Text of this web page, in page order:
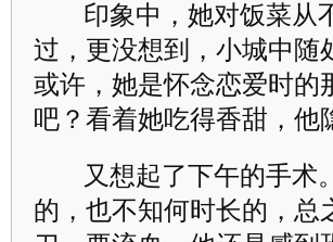
印象中，她对饭菜从
过，更没想到，小城中随
或许，她是怀念恋爱时的
吧？看着她吃得香甜，他
又想起了下午的手术
的，也不知何时长的，总